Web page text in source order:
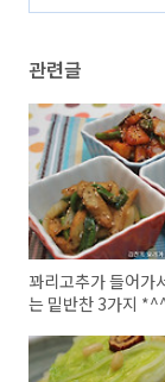
관련글
꽈리고추가 들어가
는 밑반찬 3가지